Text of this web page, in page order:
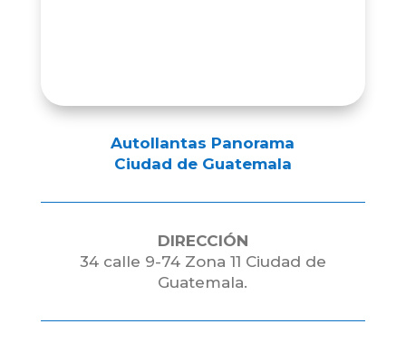
Autollantas Panorama
Ciudad de Guatemala
DIRECCIÓN
34 calle 9-74 Zona 11 Ciudad de
Guatemala.